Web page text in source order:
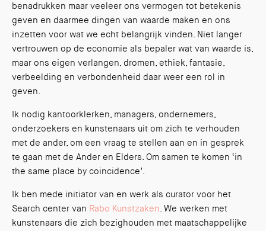
benadrukken maar veeleer ons vermogen tot betekenis
geven en daarmee dingen van waarde maken en ons
inzetten voor wat we echt belangrijk vinden. Niet langer
vertrouwen op de economie als bepaler wat van waarde is,
maar ons eigen verlangen, dromen, ethiek, fantasie,
verbeelding en verbondenheid daar weer een rol in
geven.
Ik nodig kantoorklerken, managers, ondernemers,
onderzoekers en kunstenaars uit om zich te verhouden
met de ander, om een vraag te stellen aan en in gesprek
te gaan met de Ander en Elders. Om samen te komen ‘in
the same place by coincidence’.
Ik ben mede initiator van en werk als curator voor het
Search center van Rabo Kunstzaken. We werken met
kunstenaars die zich bezighouden met maatschappelijke